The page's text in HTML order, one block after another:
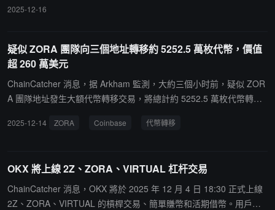
2025-12-16
疑似 ZORA 團隊向三個地址轉移約 5252.5 萬枚代幣，價值
超 260 萬美元
ChainCatcher 消息，据 Arkham 監測，大約三個小时前，疑似 ZOR
A 團隊地址發生大額代幣轉移交易，將總計約 5252.5 萬枚代幣轉至
枚代幣（約合 52 萬美元）轉入 Coinbase 熱錢包地址，剩餘價值 21
2025-12-14 ZORA Coinbase 代幣轉移
OKX 將上線 2Z、ZORA、VIRTUAL 杠杆交易
ChainCatcher 消息，OKX 將於 2025 年 12 月 4 日 18:30 正式上線
2Z、ZORA、VIRTUAL 的槓桿交易、簡單賺幣和活期借幣。用戶可